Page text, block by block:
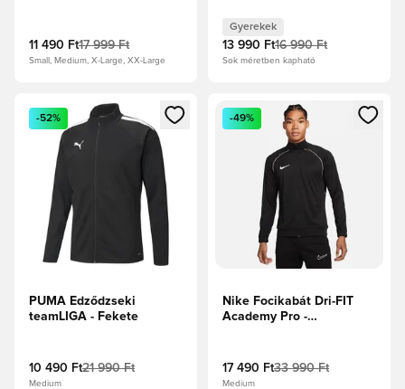
11 490 Ft17 999 Ft
Small, Medium, X-Large, XX-Large
Fehér
Gyerekek
13 990 Ft16 990 Ft
Sok méretben kapható
Megnyit egy modált a bejelentkezéshez vagy a tagként
-52%
PUMA Edződzseki
teamLIGA - Fekete
10 490 Ft21 990 Ft
Medium
Megnyit egy modált a
-49%
Nike Focikabát Dri-FIT
Academy Pro -
17 490 Ft33 990 Ft
Medium